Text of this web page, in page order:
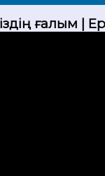
ғалым |